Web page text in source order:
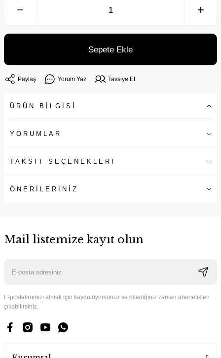
Sepete Ekle
Paylaş Yorum Yaz Tavsiye Et
ÜRÜN BİLGİSİ
YORUMLAR
TAKSİT SEÇENEKLERİ
ÖNERİLERİNİZ
Mail listemize kayıt olun
E-postalarımızı almak için kaydoluyorsunuz ve dilediğiniz zaman abonelikten
çıkabilirsiniz.